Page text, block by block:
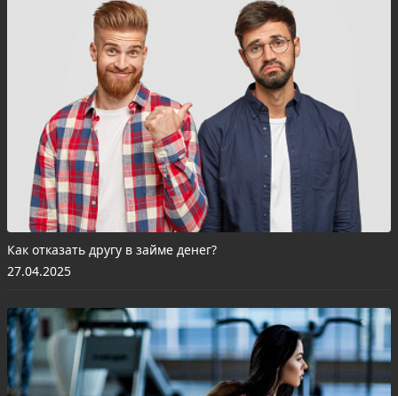
Как отказать другу в займе денег?
27.04.2025